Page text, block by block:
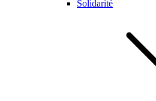
Solidarité